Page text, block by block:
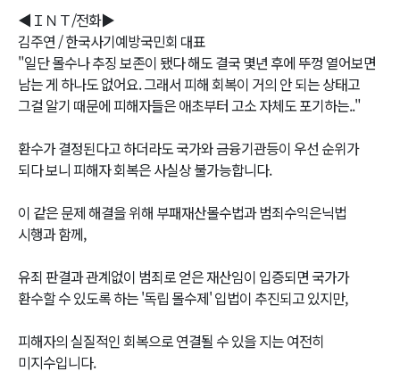
◀ＩＮＴ/전화▶
김주연 / 한국사기예방국민회 대표
"일단 몰수나 추징 보존이 됐다 해도 결국 몇년 후에 뚜껑 열어보면
남는 게 하나도 없어요. 그래서 피해 회복이 거의 안 되는 상태고
그걸 알기 때문에 피해자들은 애초부터 고소 자체도 포기하는.."
환수가 결정된다고 하더라도 국가와 금융기관등이 우선 순위가
되다 보니 피해자 회복은 사실상 불가능합니다.
이 같은 문제 해결을 위해 부패재산몰수법과 범죄수익은닉법
시행과 함께,
유죄 판결과 관계없이 범죄로 얻은 재산임이 입증되면 국가가
환수할 수 있도록 하는 '독립 몰수제' 입법이 추진되고 있지만,
피해자의 실질적인 회복으로 연결될 수 있을 지는 여전히
미지수입니다.